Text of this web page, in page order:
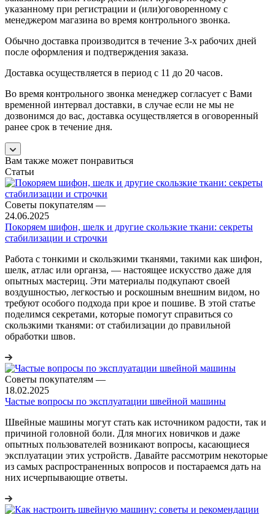
указанному при регистрации и (или)оговоренному с
менеджером магазина во время контрольного звонка.
Обычно доставка производится в течение 3-х рабочих дней
после оформления и подтверждения заказа.
Доставка осуществляется в период с 11 до 20 часов.
Во время контрольного звонка менеджер согласует с Вами
временной интервал доставки, в случае если не мы не
дозвонимся до вас, доставка осуществляется в оговоренный
ранее срок в течение дня.
Вам также может понравиться
Статьи
Советы покупателям —
24.06.2025
Покоряем шифон, шелк и другие скользкие ткани: секреты
стабилизации и строчки
Работа с тонкими и скользкими тканями, такими как шифон,
шелк, атлас или органза, — настоящее искусство даже для
опытных мастериц. Эти материалы подкупают своей
воздушностью, легкостью и роскошным внешним видом, но
требуют особого подхода при крое и пошиве. В этой статье
поделимся секретами, которые помогут справиться со
скользкими тканями: от стабилизации до правильной
обработки швов.
Советы покупателям —
18.02.2025
Частые вопросы по эксплуатации швейной машины
Швейные машины могут стать как источником радости, так и
причиной головной боли. Для многих новичков и даже
опытных пользователей возникают вопросы, касающиеся
эксплуатации этих устройств. Давайте рассмотрим некоторые
из самых распространенных вопросов и постараемся дать на
них исчерпывающие ответы.